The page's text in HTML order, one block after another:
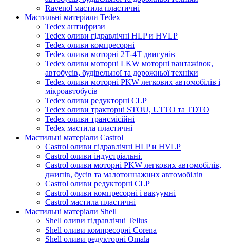
Ravenol мастила пластичні
Мастильні матеріали Tedex
Tedex антифризи
Tedex оливи гідравлічні HLP и HVLP
Tedex оливи компресорні
Tedex оливи моторні 2Т-4Т двигунів
Tedex оливи моторні LKW моторні вантажівок,
автобусів, будівельної та дорожньої техніки
Tedex оливи моторні PKW легкових автомобілів і
мікроавтобусів
Tedex оливи редукторні CLP
Tedex оливи тракторні STOU, UTTO та TDTO
Tedex оливи трансмісійні
Tedex мастила пластичні
Мастильні матеріали Castrol
Castrol оливи гідравлічні HLP и HVLP
Castrol оливи індустріальні.
Castrol оливи моторні PKW легкових автомобілів,
джипів, бусів та малотоннажних автомобілів
Castrol оливи редукторні CLP
Castrol оливи компресорні і вакуумні
Castrol мастила пластичні
Мастильні матеріали Shell
Shell оливи гідравлічні Tellus
Shell оливи компресорні Corena
Shell оливи редукторні Omala